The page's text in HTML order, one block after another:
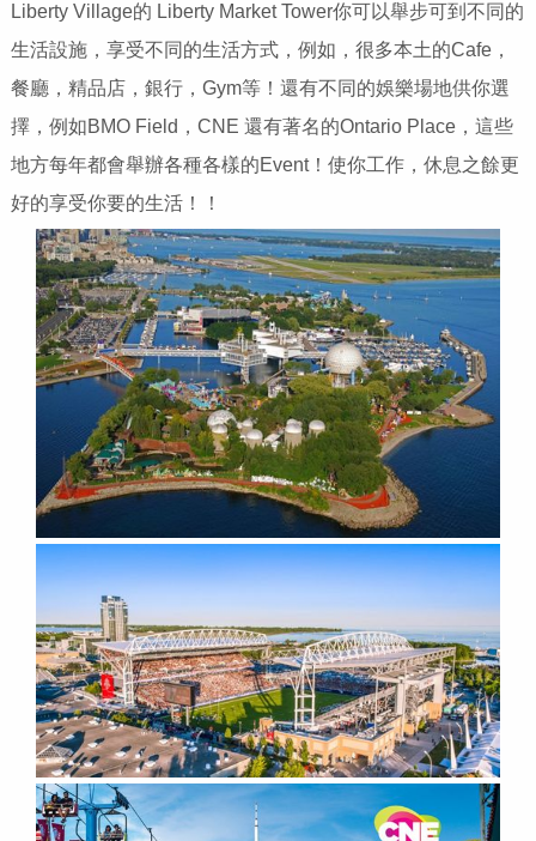
Liberty Village的 Liberty Market Tower你可以舉步可到不同的
生活設施，享受不同的生活方式，例如，很多本土的Cafe，
餐廳，精品店，銀行，Gym等！還有不同的娛樂場地供你選
擇，例如BMO Field，CNE 還有著名的Ontario Place，這些
地方每年都會舉辦各種各樣的Event！使你工作，休息之餘更
好的享受你要的生活！！